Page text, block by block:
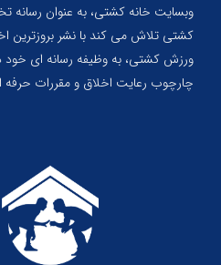
وبسایت خانه کشتی، به عنوان
کشتی تلاش می کند با نشر بروزترین
ورزش کشتی، به وظیفه رسانه ای خود
چارچوب رعایت اخلاق و مقررات حرفه